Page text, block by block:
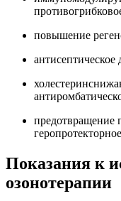
повышение
антисептическое
предотвращение
Показания к
озонотерапии